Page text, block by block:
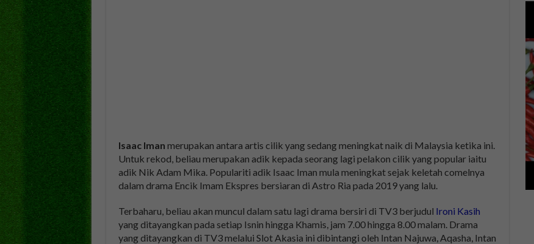
Isaac Iman merupakan antara artis cilik yang sedang meningkat naik di Malaysia ketika ini.
Untuk rekod, beliau merupakan adik kepada seorang lagi pelakon cilik yang popular iaitu
adik Nik Adam Mika. Populariti adik Isaac Iman mula meningkat sejak keletah comelnya
dalam drama Encik Imam Ekspres bersiaran di Astro Ria pada 2019 yang lalu.
Terbaharu, beliau akan muncul dalam satu lagi drama bersiri di TV3 berjudul Ironi Kasih
yang ditayangkan pada setiap Isnin hingga Khamis, jam 7.00 hingga 8.00 malam. Drama
yang ditayangkan di TV3 melalui Slot Akasia ini dibintangi oleh Intan Najuwa, Aqasha, Intan